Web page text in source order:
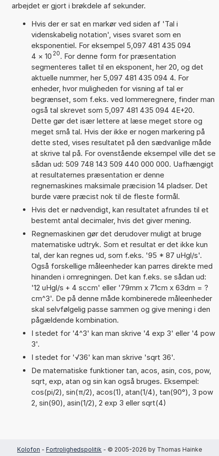
arbejdet er gjort i brøkdele af sekunder.
Hvis der er sat en markør ved siden af 'Tal i
videnskabelig notation', vises svaret som en
eksponentiel. For eksempel 5,097 481 435 094
4 × 10 20. For denne form for præsentation
segmenteres tallet til en eksponent, her 20, og det
aktuelle nummer, her 5,097 481 435 094 4. For
enheder, hvor muligheden for visning af tal er
begrænset, som f.eks. ved lommeregnere, finder man
også tal skrevet som 5,097 481 435 094 4E+20.
Dette gør det især lettere at læse meget store og
meget små tal. Hvis der ikke er nogen markering på
dette sted, vises resultatet på den sædvanlige måde
at skrive tal på. For ovenstående eksempel ville det se
sådan ud: 509 748 143 509 440 000 000. Uafhængigt
at resultaternes præsentation er denne
regnemaskines maksimale præcision 14 pladser. Det
burde være præcist nok til de fleste formål.
Hvis det er nødvendigt, kan resultatet afrundes til et
bestemt antal decimaler, hvis det giver mening.
Regnemaskinen gør det derudover muligt at bruge
matematiske udtryk. Som et resultat er det ikke kun
tal, der kan regnes ud, som f.eks. '95 * 87 uHgl/s'.
Også forskellige måleenheder kan parres direkte med
hinanden i omregningen. Det kan f.eks. se sådan ud:
'12 uHgl/s + 4 sccm' eller '79mm x 71cm x 63dm = ?
cm^3'. De på denne måde kombinerede måleenheder
skal selvfølgelig passe sammen og give mening i den
pågældende kombination.
I stedet for '4^3' kan man skrive '4 exp 3' eller '4 pow
3'.
I stedet for '√36' kan man skrive 'sqrt 36'.
De matematiske funktioner tan, acos, asin, cos, pow,
sqrt, exp, atan og sin kan også bruges. Eksempel:
cos(pi/2), sin(π/2), acos(1), atan(1/4), tan(90°), 3 pow
2, sin(90), asin(1/2), 2 exp 3 eller sqrt(4)
Kolofon - Fortrolighedspolitik - © 2005-2026 by Thomas Hainke